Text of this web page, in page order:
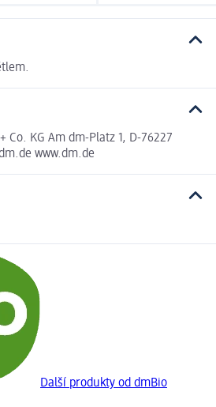
Co. KG Am dm-Platz 1, D-76227
www.dm.de
Další produkty od dmBio